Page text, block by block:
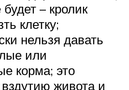
– кролик
клетку;
нельзя давать
или
корма; это
живота и